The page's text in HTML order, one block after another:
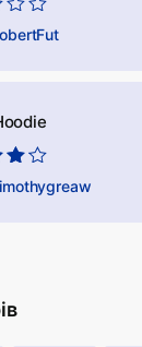
в